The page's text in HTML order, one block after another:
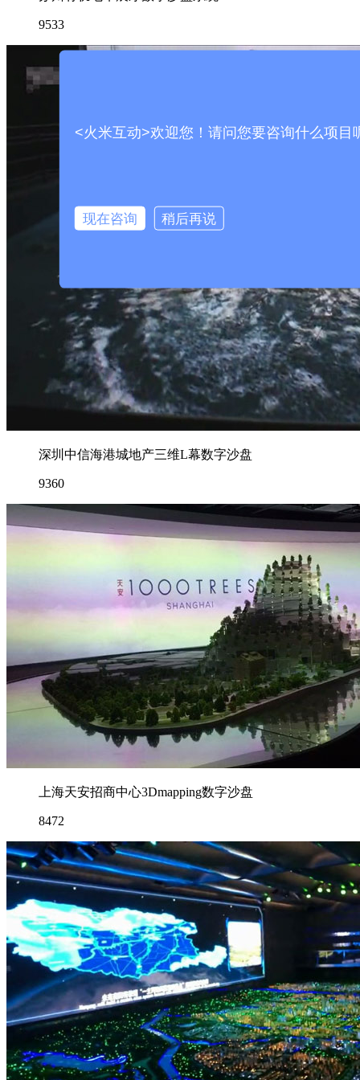
9533
深圳中信海港城地产三维L幕数字沙盘
9360
上海天安招商中心3Dmapping数字沙盘
8472
<火米互动>欢迎您！请问您要咨询什么项目
现在咨询 稍后再说